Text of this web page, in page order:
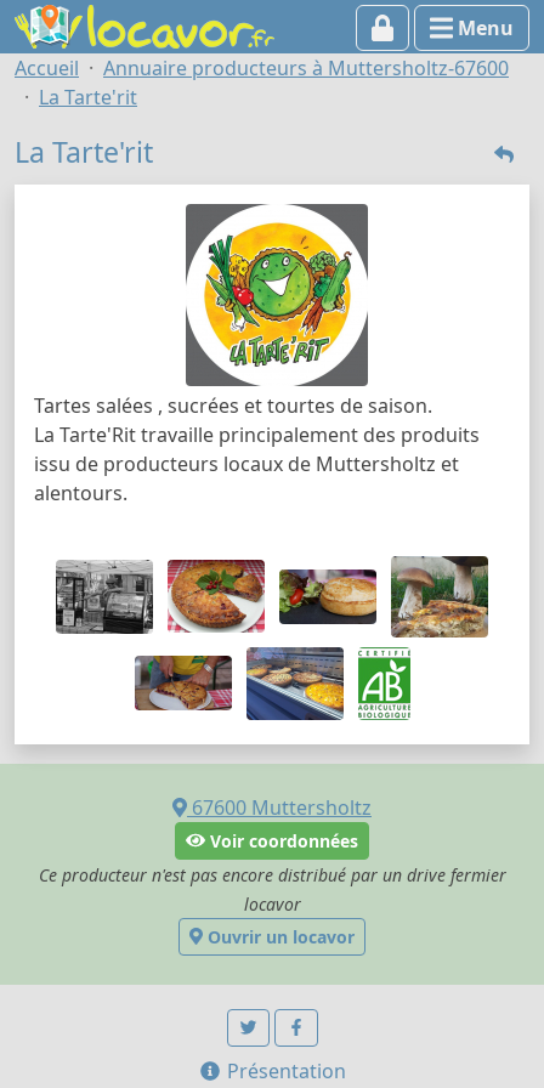
Menu
Accueil
Annuaire producteurs à Muttersholtz-67600
La Tarte'rit
La Tarte'rit
Tartes salées , sucrées et tourtes de saison.
La Tarte'Rit travaille principalement des produits
issu de producteurs locaux de Muttersholtz et
alentours.
67600 Muttersholtz
Voir coordonnées
Ce producteur n'est pas encore distribué par un drive fermier
locavor
Ouvrir un locavor
Présentation